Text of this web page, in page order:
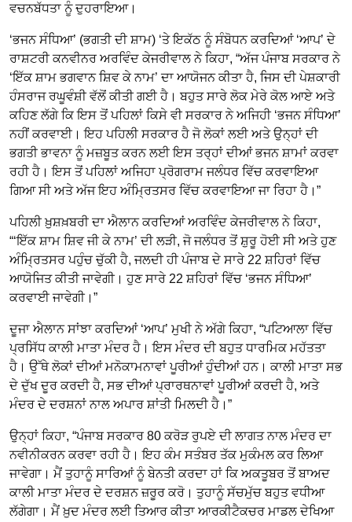
ਵਚਨਬੱਧਤਾ ਨੂੰ ਦੁਹਰਾਇਆ।
‘ਭਜਨ ਸੰਧਿਆ’ (ਭਗਤੀ ਦੀ ਸ਼ਾਮ) ‘ਤੇ ਇਕੱਠ ਨੂੰ ਸੰਬੋਧਨ ਕਰਦਿਆਂ ‘ਆਪ’ ਦੇ
ਰਾਸ਼ਟਰੀ ਕਨਵੀਨਰ ਅਰਵਿੰਦ ਕੇਜਰੀਵਾਲ ਨੇ ਕਿਹਾ, “ਅੱਜ ਪੰਜਾਬ ਸਰਕਾਰ ਨੇ
‘ਇੱਕ ਸ਼ਾਮ ਭਗਵਾਨ ਸ਼ਿਵ ਕੇ ਨਾਮ’ ਦਾ ਆਯੋਜਨ ਕੀਤਾ ਹੈ, ਜਿਸ ਦੀ ਪੇਸ਼ਕਾਰੀ
ਹੰਸਰਾਜ ਰਘੂਵੰਸ਼ੀ ਵੱਲੋਂ ਕੀਤੀ ਗਈ ਹੈ। ਬਹੁਤ ਸਾਰੇ ਲੋਕ ਮੇਰੇ ਕੋਲ ਆਏ ਅਤੇ
ਕਹਿਣ ਲੱਗੇ ਕਿ ਇਸ ਤੋਂ ਪਹਿਲਾਂ ਕਿਸੇ ਵੀ ਸਰਕਾਰ ਨੇ ਅਜਿਹੀ ‘ਭਜਨ ਸੰਧਿਆ’
ਨਹੀਂ ਕਰਵਾਈ। ਇਹ ਪਹਿਲੀ ਸਰਕਾਰ ਹੈ ਜੋ ਲੋਕਾਂ ਲਈ ਅਤੇ ਉਨ੍ਹਾਂ ਦੀ
ਭਗਤੀ ਭਾਵਨਾ ਨੂੰ ਮਜ਼ਬੂਤ ਕਰਨ ਲਈ ਇਸ ਤਰ੍ਹਾਂ ਦੀਆਂ ਭਜਨ ਸ਼ਾਮਾਂ ਕਰਵਾ
ਰਹੀ ਹੈ। ਇਸ ਤੋਂ ਪਹਿਲਾਂ ਅਜਿਹਾ ਪ੍ਰੋਗਰਾਮ ਜਲੰਧਰ ਵਿੱਚ ਕਰਵਾਇਆ
ਗਿਆ ਸੀ ਅਤੇ ਅੱਜ ਇਹ ਅੰਮ੍ਰਿਤਸਰ ਵਿੱਚ ਕਰਵਾਇਆ ਜਾ ਰਿਹਾ ਹੈ।”
ਪਹਿਲੀ ਖ਼ੁਸ਼ਖ਼ਬਰੀ ਦਾ ਐਲਾਨ ਕਰਦਿਆਂ ਅਰਵਿੰਦ ਕੇਜਰੀਵਾਲ ਨੇ ਕਿਹਾ,
“‘ਇੱਕ ਸ਼ਾਮ ਸ਼ਿਵ ਜੀ ਕੇ ਨਾਮ’ ਦੀ ਲੜੀ, ਜੋ ਜਲੰਧਰ ਤੋਂ ਸ਼ੁਰੂ ਹੋਈ ਸੀ ਅਤੇ ਹੁਣ
ਅੰਮ੍ਰਿਤਸਰ ਪਹੁੰਚ ਚੁੱਕੀ ਹੈ, ਜਲਦੀ ਹੀ ਪੰਜਾਬ ਦੇ ਸਾਰੇ 22 ਸ਼ਹਿਰਾਂ ਵਿੱਚ
ਆਯੋਜਿਤ ਕੀਤੀ ਜਾਵੇਗੀ। ਹੁਣ ਸਾਰੇ 22 ਸ਼ਹਿਰਾਂ ਵਿੱਚ ‘ਭਜਨ ਸੰਧਿਆ’
ਕਰਵਾਈ ਜਾਵੇਗੀ।”
ਦੂਜਾ ਐਲਾਨ ਸਾਂਝਾ ਕਰਦਿਆਂ ‘ਆਪ’ ਮੁਖੀ ਨੇ ਅੱਗੇ ਕਿਹਾ, “ਪਟਿਆਲਾ ਵਿੱਚ
ਪ੍ਰਸਿੱਧ ਕਾਲੀ ਮਾਤਾ ਮੰਦਰ ਹੈ। ਇਸ ਮੰਦਰ ਦੀ ਬਹੁਤ ਧਾਰਮਿਕ ਮਹੱਤਤਾ
ਹੈ। ਉੱਥੇ ਲੋਕਾਂ ਦੀਆਂ ਮਨੋਕਾਮਨਾਵਾਂ ਪੂਰੀਆਂ ਹੁੰਦੀਆਂ ਹਨ। ਕਾਲੀ ਮਾਤਾ ਸਭ
ਦੇ ਦੁੱਖ ਦੂਰ ਕਰਦੀ ਹੈ, ਸਭ ਦੀਆਂ ਪ੍ਰਾਰਥਨਾਵਾਂ ਪੂਰੀਆਂ ਕਰਦੀ ਹੈ, ਅਤੇ
ਮੰਦਰ ਦੇ ਦਰਸ਼ਨਾਂ ਨਾਲ ਅਪਾਰ ਸ਼ਾਂਤੀ ਮਿਲਦੀ ਹੈ।”
ਉਨ੍ਹਾਂ ਕਿਹਾ, “ਪੰਜਾਬ ਸਰਕਾਰ 80 ਕਰੋੜ ਰੁਪਏ ਦੀ ਲਾਗਤ ਨਾਲ ਮੰਦਰ ਦਾ
ਨਵੀਨੀਕਰਨ ਕਰਵਾ ਰਹੀ ਹੈ। ਇਹ ਕੰਮ ਸਤੰਬਰ ਤੱਕ ਮੁਕੰਮਲ ਕਰ ਲਿਆ
ਜਾਵੇਗਾ। ਮੈਂ ਤੁਹਾਨੂੰ ਸਾਰਿਆਂ ਨੂੰ ਬੇਨਤੀ ਕਰਦਾ ਹਾਂ ਕਿ ਅਕਤੂਬਰ ਤੋਂ ਬਾਅਦ
ਕਾਲੀ ਮਾਤਾ ਮੰਦਰ ਦੇ ਦਰਸ਼ਨ ਜ਼ਰੂਰ ਕਰੋ। ਤੁਹਾਨੂੰ ਸੱਚਮੁੱਚ ਬਹੁਤ ਵਧੀਆ
ਲੱਗੇਗਾ। ਮੈਂ ਖ਼ੁਦ ਮੰਦਰ ਲਈ ਤਿਆਰ ਕੀਤਾ ਆਰਕੀਟੈਕਚਰ ਮਾਡਲ ਦੇਖਿਆ